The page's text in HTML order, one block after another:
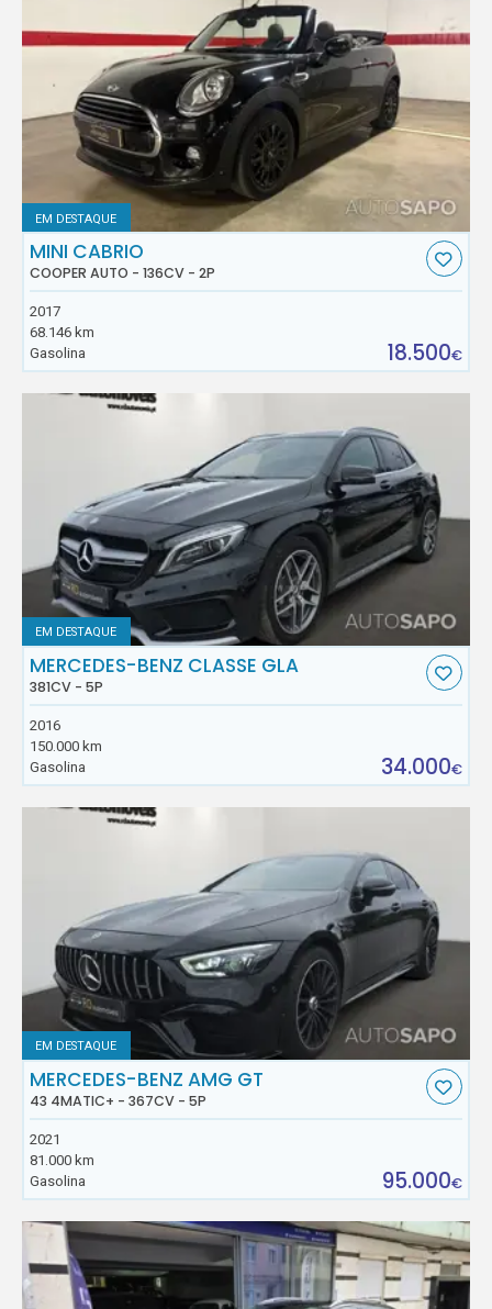
EM DESTAQUE
MINI CABRIO
COOPER AUTO - 136CV - 2P
2017
68.146 km
Gasolina
18.500€
EM DESTAQUE
MERCEDES-BENZ CLASSE GLA
381CV - 5P
2016
150.000 km
Gasolina
34.000€
EM DESTAQUE
MERCEDES-BENZ AMG GT
43 4MATIC+ - 367CV - 5P
2021
81.000 km
Gasolina
95.000€